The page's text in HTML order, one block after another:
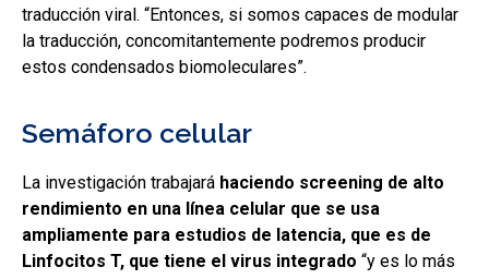
traducción viral. “Entonces, si somos capaces de modular
la traducción, concomitantemente podremos producir
estos condensados biomoleculares”.
Semáforo celular
La investigación trabajará haciendo screening de alto
rendimiento en una línea celular que se usa
ampliamente para estudios de latencia, que es de
Linfocitos T, que tiene el virus integrado “y es lo más